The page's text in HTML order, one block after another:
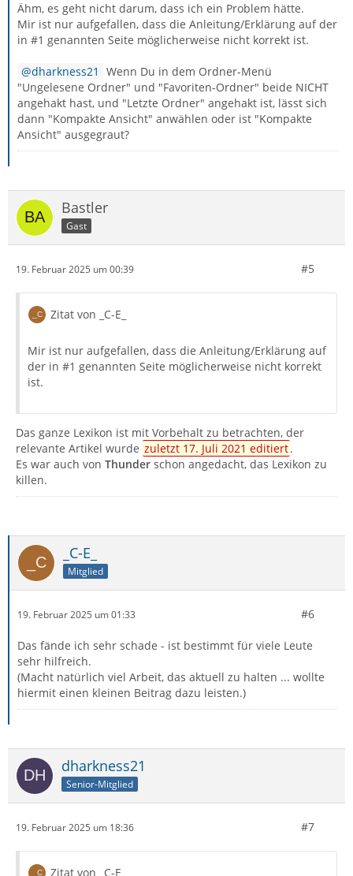
Ähm, es geht nicht darum, dass ich ein Problem hätte.
Mir ist nur aufgefallen, dass die Anleitung/Erklärung auf der
in #1 genannten Seite möglicherweise nicht korrekt ist.
dharkness21
Wenn Du in dem Ordner-Menü
"Ungelesene Ordner" und "Favoriten-Ordner" beide NICHT
angehakt hast, und "Letzte Ordner" angehakt ist, lässt sich
dann "Kompakte Ansicht" anwählen oder ist "Kompakte
Ansicht" ausgegraut?
Bastler
Gast
19. Februar 2025 um 00:39 #5
Zitat von _C-E_
Mir ist nur aufgefallen, dass die Anleitung/Erklärung auf
der in #1 genannten Seite möglicherweise nicht korrekt
ist.
Das ganze Lexikon ist mit Vorbehalt zu betrachten, der
relevante Artikel wurde zuletzt 17. Juli 2021 editiert.
Es war auch von Thunder schon angedacht, das Lexikon zu
killen.
_C-E_
Mitglied
19. Februar 2025 um 01:33 #6
Das fände ich sehr schade - ist bestimmt für viele Leute
sehr hilfreich.
(Macht natürlich viel Arbeit, das aktuell zu halten ... wollte
hiermit einen kleinen Beitrag dazu leisten.)
dharkness21
Senior-Mitglied
19. Februar 2025 um 18:36 #7
Zitat von _C-E_